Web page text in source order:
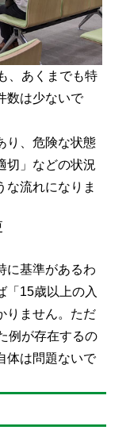
、あくまでも特
数は少ないで
り、危険な状態
切」などの状況
な流れになりま
に基準があるわ
「15歳以上の入
りません。ただ
例が存在するの
体は問題ないで